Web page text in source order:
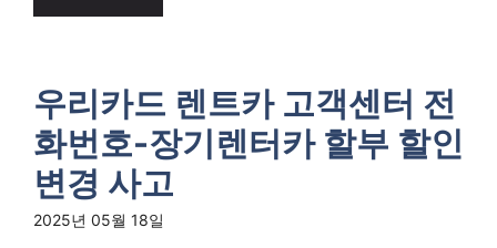
우리카드 렌트카 고객센터 전
화번호-장기렌터카 할부 할인
변경 사고
2025년 05월 18일